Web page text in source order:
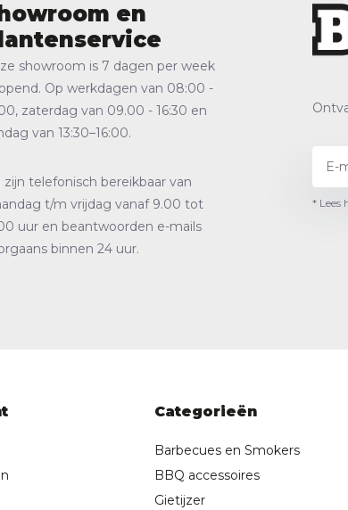
en
showroom is 7 dagen per week
Op werkdagen van 08:00 -
zaterdag van 09.00 - 16:30 en
van 13:30–16:00.
zijn telefonisch bereikbaar van
t/m vrijdag vanaf 9.00 tot
uur en beantwoorden e-mails
binnen 24 uur.
* Lees
Categorieën
Barbecues en Smokers
BBQ accessoires
Gietijzer